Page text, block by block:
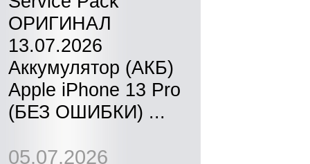
ОРИГИНАЛ
13.07.2026
Аккумулятор (АКБ)
Apple iPhone 13 Pro
(БЕЗ ОШИБКИ) ...
05.07.2026